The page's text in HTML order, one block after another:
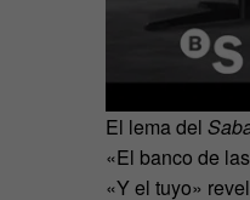
El lema del
«El banco de
«Y el tuyo»